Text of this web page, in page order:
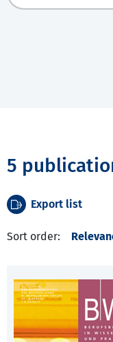
5
Export list
Sort order: